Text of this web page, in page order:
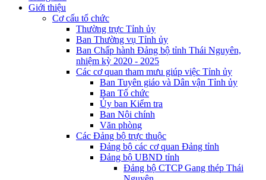
Giới thiệu
Cơ cấu tổ chức
Thường trực Tỉnh ủy
Ban Thường vụ Tỉnh ủy
Ban Chấp hành Đảng bộ tỉnh Thái Nguyên,
nhiệm kỳ 2020 - 2025
Các cơ quan tham mưu giúp việc Tỉnh ủy
Ban Tuyên giáo và Dân vận Tỉnh ủy
Ban Tổ chức
Ủy ban Kiểm tra
Ban Nội chính
Văn phòng
Các Đảng bộ trực thuộc
Đảng bộ các cơ quan Đảng tỉnh
Đảng bộ UBND tỉnh
Đảng bộ CTCP Gang thép Thái